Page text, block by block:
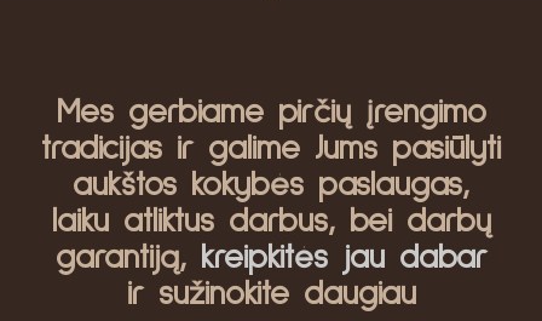
Mes gerbiame pirčių įrengimo
tradicijas ir galime Jums pasiūlyti
aukštos kokybės paslaugas,
laiku atliktus darbus, bei darbų
garantiją, kreipkitės jau dabar
ir sužinokite daugiau